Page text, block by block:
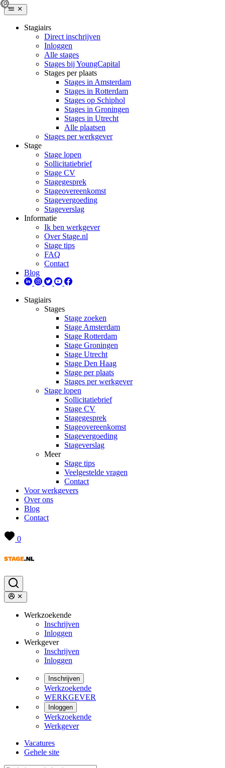
Stagiairs
Direct inschrijven
Inloggen
Alle stages
Stages bij YoungCapital
Stages per plaats
Stages in Amsterdam
Stages in Rotterdam
Stages op Schiphol
Stages in Groningen
Stages in Utrecht
Alle plaatsen
Stages per werkgever
Stage
Stage lopen
Sollicitatiebrief
Stage CV
Stagegesprek
Stageovereenkomst
Stagevergoeding
Stageverslag
Informatie
Ik ben werkgever
Over Stage.nl
Stage tips
FAQ
Contact
Blog
Stagiairs
Stages
Stage zoeken
Stage Amsterdam
Stage Rotterdam
Stage Groningen
Stage Utrecht
Stage Den Haag
Stage per plaats
Stages per werkgever
Stage lopen
Sollicitatiebrief
Stage CV
Stagegesprek
Stageovereenkomst
Stagevergoeding
Stageverslag
Meer
Stage tips
Veelgestelde vragen
Contact
Voor werkgevers
Over ons
Blog
Contact
0
Werkzoekende
Inschrijven
Inloggen
Werkgever
Inschrijven
Inloggen
Inschrijven
Werkzoekende
WERKGEVER
Inloggen
Werkzoekende
Werkgever
Vacatures
Gehele site